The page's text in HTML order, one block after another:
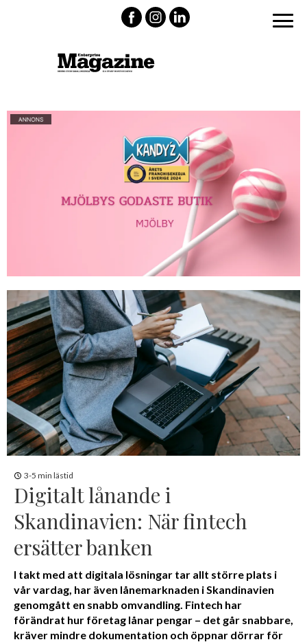
3-5 min lästid
Digitalt lånande i
Skandinavien: När fintech
ersätter banken
I takt med att digitala lösningar tar allt större plats i
vår vardag, har även lånemarknaden i Skandinavien
genomgått en snabb omvandling. Fintech har
förändrat hur företag lånar pengar – det går snabbare,
kräver mindre dokumentation och öppnar dörrar för